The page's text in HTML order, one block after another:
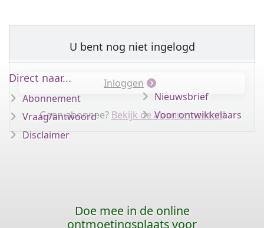
U bent nog niet ingelogd
Inloggen
Geen abonnee? Bekijk de abonnementen!
Direct naar...
Abonnement
Vraag/antwoord
Disclaimer
Nieuwsbrief
Voor ontwikkelaars
Doe mee in de online
ontmoetingsplaats voor